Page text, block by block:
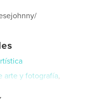
arte y fotografía,
25×20 cm